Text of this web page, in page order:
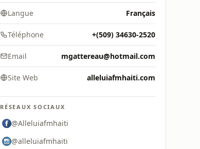
Langue Français
Téléphone +(509) 34630-2520
Email mgattereau@hotmail.com
Site Web alleluiafmhaiti.com
RÉSEAUX SOCIAUX
@Alleluiafmhaiti
@alleluiafmhaiti